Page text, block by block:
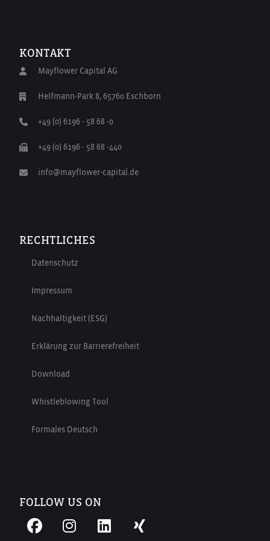
KONTAKT
Mayflower Capital AG
Helfmann-Park 8, 65760 Eschborn
+49 (0) 6196 - 58 68 -0
+49 (0) 6196 - 58 68 -440
info@mayflower-capital.de
RECHTLICHES
Datenschutz
Impressum
Nachhaltigkeit (ESG)
Erklärung zur Barrierefreiheit
Download
Whistleblowing Tool
Formales Deutsch
FOLLOW US ON